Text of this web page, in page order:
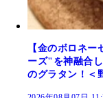
【金のボロネ
ーズ"を神融合
のグラタン！＜